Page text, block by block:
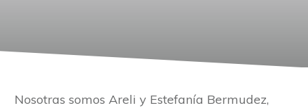
Nosotras somos Areli y Estefanía Bermudez,